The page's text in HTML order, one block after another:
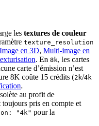
les textures de couleur
texture_resolution
Image en 3D, Multi-image en
. En 8k, les cartes
carte d’émission n’est
8K coûte 15 crédits (2k/4k
.
au profit de
pris en compte et
"4k" pour la